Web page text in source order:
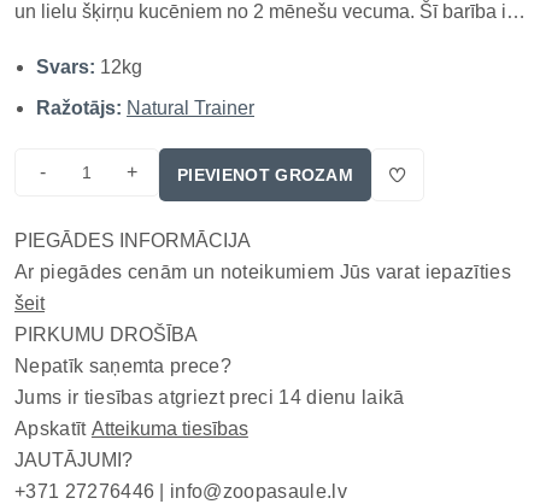
un lielu šķirņu kucēniem no 2 mēnešu vecuma. Šī barība ir
vienīgo dzīvnieku proteīna avotu, spirulīnu, ananāsu
ekstraktu...
Svars: 12kg
Ražotājs: Natural Trainer
- + PIEVIENOT GROZAM
PIEGĀDES INFORMĀCIJA
Ar piegādes cenām un noteikumiem Jūs varat iepazīties
šeit
PIRKUMU DROŠĪBA
Nepatīk saņemta prece?
Jums ir tiesības atgriezt preci 14 dienu laikā
Apskatīt Atteikuma tiesības
JAUTĀJUMI?
+371 27276446 | info@zoopasaule.lv